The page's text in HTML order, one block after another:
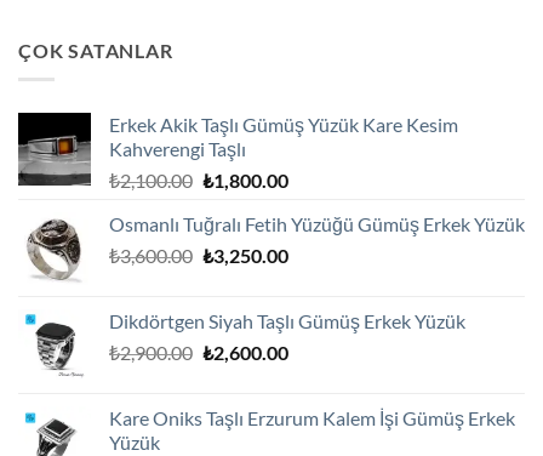
ÇOK SATANLAR
Erkek Akik Taşlı Gümüş Yüzük Kare Kesim
Kahverengi Taşlı
₺2,100.00 Orijinal
₺2,100.00.
₺1,800.00Şu
fiyat:
₺1,800.00.
Osmanlı Tuğralı Fetih Yüzüğü Gümüş Erkek Yüzük
₺3,600.00 Orijinal
₺3,250.00Şu
₺3,250.00.
Dikdörtgen Siyah Taşlı Gümüş Erkek Yüzük
₺2,900.00 Orijinal
₺2,600.00Şu
₺2,600.00.
Kare Oniks Taşlı Erzurum Kalem İşi Gümüş Erkek
Yüzük